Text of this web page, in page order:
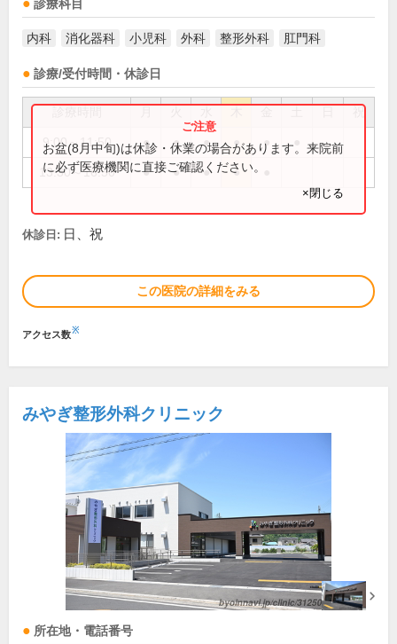
診療科目
内科 消化器科 小児科 外科 整形外科 肛門科
診療/受付時間・休診日
祝
9:00～11:50 ● ● ● ● ●
13:30～16:50 ● ● ● ●
お盆(8月中旬)は休診・休業の場合があります。来院前
に必ず医療機関に直接ご確認ください。
×閉じる
休診日: 日、祝
この医院の詳細をみる
アクセス数※
みやぎ整形外科クリニック
所在地・電話番号